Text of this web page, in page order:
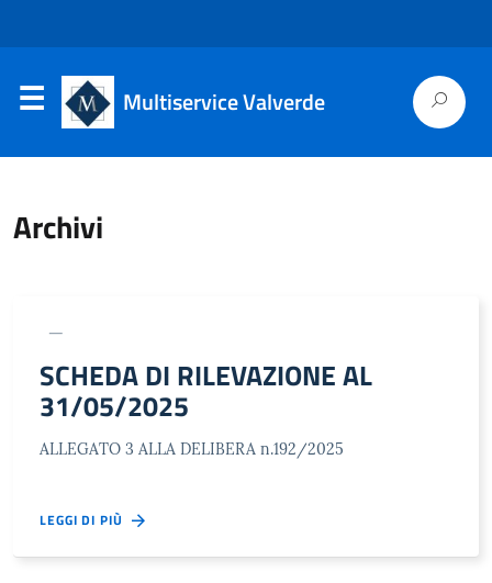
Multiservice Valverde
Archivi
SCHEDA DI RILEVAZIONE AL
31/05/2025
ALLEGATO 3 ALLA DELIBERA n.192/2025
LEGGI DI PIÙ